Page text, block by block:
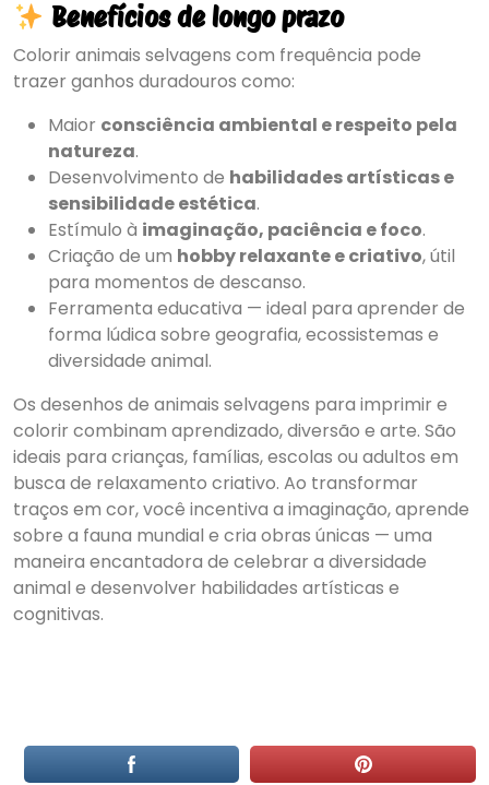
Benefícios de longo prazo
Colorir animais selvagens com frequência pode
trazer ganhos duradouros como:
Maior consciência ambiental e respeito pela
natureza.
Desenvolvimento de habilidades artísticas e
sensibilidade estética.
Estímulo à imaginação, paciência e foco.
Criação de um hobby relaxante e criativo, útil
para momentos de descanso.
Ferramenta educativa — ideal para aprender de
forma lúdica sobre geografia, ecossistemas e
diversidade animal.
Os desenhos de animais selvagens para imprimir e
colorir combinam aprendizado, diversão e arte. São
ideais para crianças, famílias, escolas ou adultos em
busca de relaxamento criativo. Ao transformar
traços em cor, você incentiva a imaginação, aprende
sobre a fauna mundial e cria obras únicas — uma
maneira encantadora de celebrar a diversidade
animal e desenvolver habilidades artísticas e
cognitivas.